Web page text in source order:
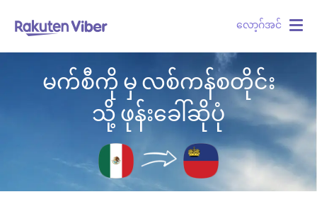
လော့ဂ်အင်
မက်စီကို မှ လစ်ကန်စတိုင်း
သို့ ဖုန်းခေါ်ဆိုပုံ